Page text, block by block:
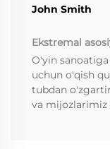
John Smith
Ekstremal
O'yin
uchun o'qish
tubdan
va